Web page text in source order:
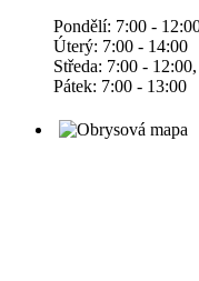
Pondělí: 7:00 -
Úterý: 7:00 - 14:00
Středa: 7:00 -
Pátek: 7:00 - 13:00